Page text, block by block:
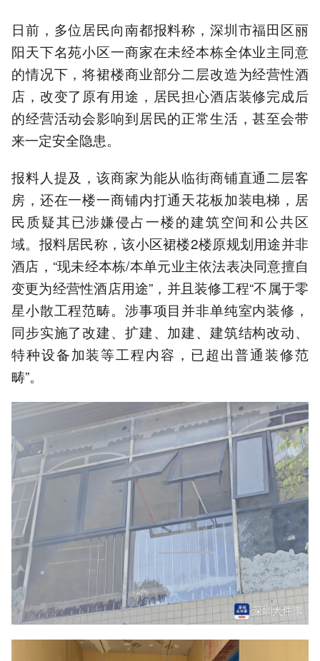
日前，多位居民向南都报料称，深圳市福田区丽
阳天下名苑小区一商家在未经本栋全体业主同意
的情况下，将裙楼商业部分二层改造为经营性酒
店，改变了原有用途，居民担心酒店装修完成后
的经营活动会影响到居民的正常生活，甚至会带
来一定安全隐患。
报料人提及，该商家为能从临街商铺直通二层客
房，还在一楼一商铺内打通天花板加装电梯，居
民质疑其已涉嫌侵占一楼的建筑空间和公共区
域。报料居民称，该小区裙楼2楼原规划用途并非
酒店，“现未经本栋/本单元业主依法表决同意擅自
变更为经营性酒店用途”，并且装修工程“不属于零
星小散工程范畴。涉事项目并非单纯室内装修，
同步实施了改建、扩建、加建、建筑结构改动、
特种设备加装等工程内容，已超出普通装修范
畴”。